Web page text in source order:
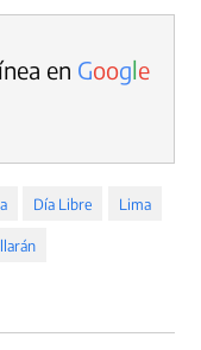
en Google
Día Libre Lima